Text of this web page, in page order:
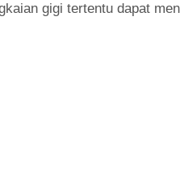
gigi tertentu dapat